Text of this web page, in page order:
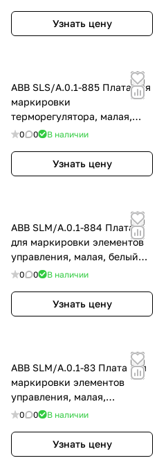
Узнать цену
ABB SLS/A.0.1-885 Плата для
маркировки
терморегулятора, малая,
чёрный бархат
0 0 В наличии
Узнать цену
ABB SLM/A.0.1-884 Плата
для маркировки элементов
управления, малая, белый
бархат
0 0 В наличии
Узнать цену
ABB SLM/A.0.1-83 Плата для
маркировки элементов
управления, малая,
серебристый алюминий
0 0 В наличии
Узнать цену